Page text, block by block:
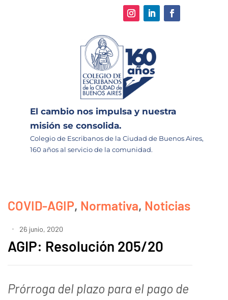
El cambio nos impulsa y nuestra
misión se consolida.
Colegio de Escribanos de la Ciudad de Buenos Aires,
160 años al servicio de la comunidad.
COVID-AGIP, Normativa, Noticias
26 junio, 2020
AGIP: Resolución 205/20
Prórroga del plazo para el pago de